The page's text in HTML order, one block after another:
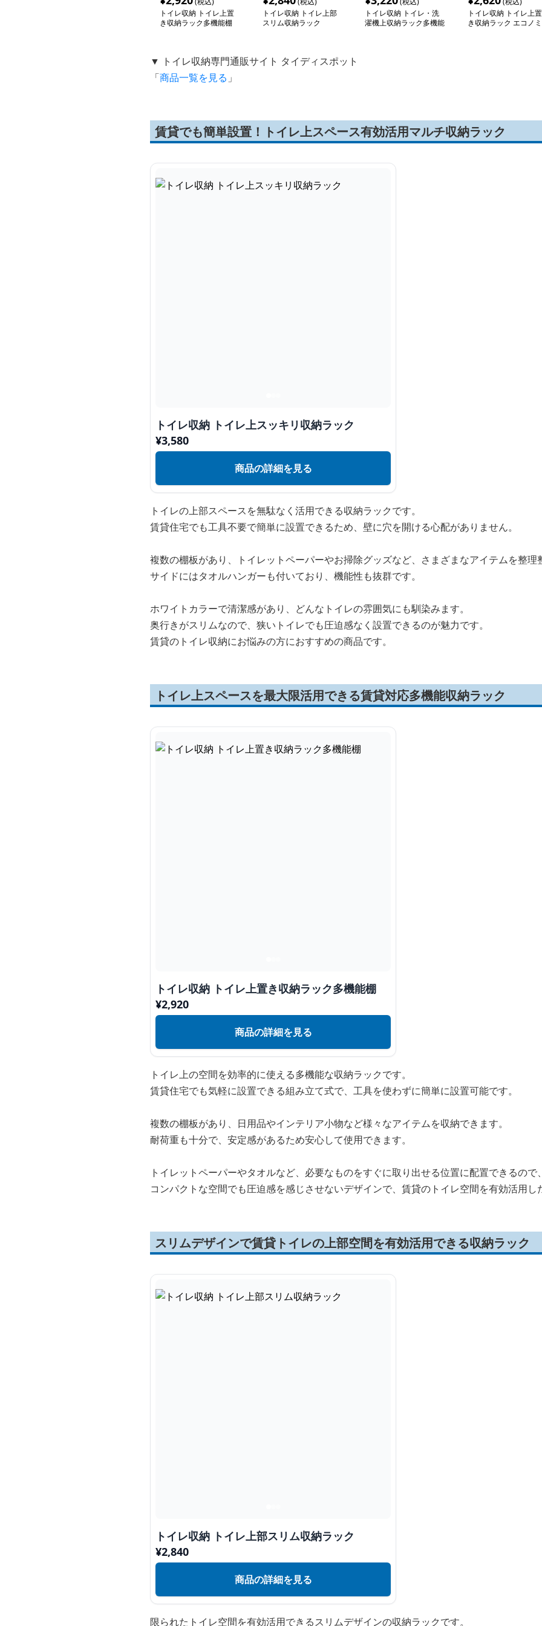
トイレ収納 トイレ上置
き収納ラック多機能棚
トイレ収納 トイレ上部
スリム収納ラック
トイレ収納 トイレ・洗
濯機上収納ラック多機能
トイレ収納 トイレ上置
き収納ラック エコノミ
▼ トイレ収納専門通販サイト タイディスポット
「商品一覧を見る 」
賃貸でも簡単設置！トイレ上スペース有効活用マルチ収納ラック
トイレ収納 トイレ上スッキリ収納ラック
¥3,580
商品の詳細を見る
トイレの上部スペースを無駄なく活用できる収納ラックです。
賃貸住宅でも工具不要で簡単に設置できるため、壁に穴を開ける心配がありません。
複数の棚板があり、トイレットペーパーやお掃除グッズなど、さまざまなアイテムを整理
サイドにはタオルハンガーも付いており、機能性も抜群です。
ホワイトカラーで清潔感があり、どんなトイレの雰囲気にも馴染みます。
奥行きがスリムなので、狭いトイレでも圧迫感なく設置できるのが魅力です。
賃貸のトイレ収納にお悩みの方におすすめの商品です。
トイレ上スペースを最大限活用できる賃貸対応多機能収納ラック
トイレ収納 トイレ上置き収納ラック多機能棚
¥2,920
商品の詳細を見る
トイレ上の空間を効率的に使える多機能な収納ラックです。
賃貸住宅でも気軽に設置できる組み立て式で、工具を使わずに簡単に設置可能です。
複数の棚板があり、日用品やインテリア小物など様々なアイテムを収納できます。
耐荷重も十分で、安定感があるため安心して使用できます。
トイレットペーパーやタオルなど、必要なものをすぐに取り出せる位置に配置できるので
コンパクトな空間でも圧迫感を感じさせないデザインで、賃貸のトイレ空間を有効活用し
スリムデザインで賃貸トイレの上部空間を有効活用できる収納ラック
トイレ収納 トイレ上部スリム収納ラック
¥2,840
商品の詳細を見る
限られたトイレ空間を有効活用できるスリムデザインの収納ラックです。